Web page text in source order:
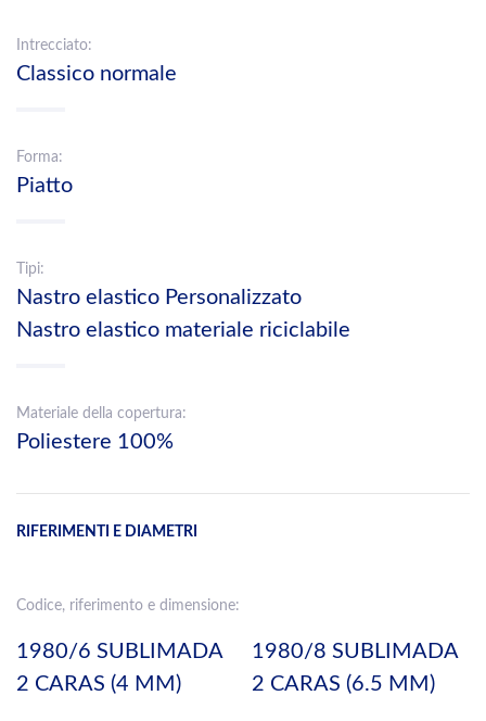
Intrecciato:
Classico normale
Forma:
Piatto
Tipi:
Nastro elastico Personalizzato
Nastro elastico materiale riciclabile
Materiale della copertura:
Poliestere 100%
RIFERIMENTI E DIAMETRI
Codice, riferimento e dimensione:
1980/6 SUBLIMADA
2 CARAS (4 MM)
1980/8 SUBLIMADA
2 CARAS (6.5 MM)